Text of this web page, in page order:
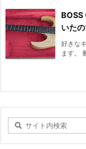
いた
好きな
ます。